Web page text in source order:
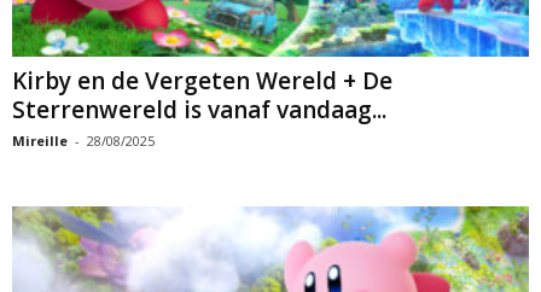
Kirby en de Vergeten Wereld + De
Sterrenwereld is vanaf vandaag...
Mireille - 28/08/2025